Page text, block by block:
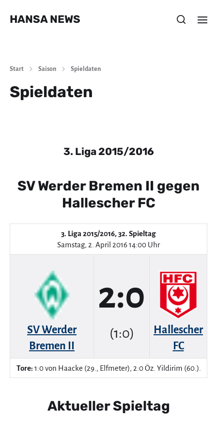
HANSA NEWS
Start Saison Spieldaten
Spieldaten
3. Liga 2015/2016
SV Werder Bremen II gegen
Hallescher FC
3. Liga 2015/2016, 32. Spieltag
Samstag, 2. April 2016 14:00 Uhr
SV Werder
Bremen II
2:0
(1:0)
Hallescher
FC
Tore: 1:0 von Haacke (29., Elfmeter), 2:0 Öz. Yildirim (60.).
Aktueller Spieltag